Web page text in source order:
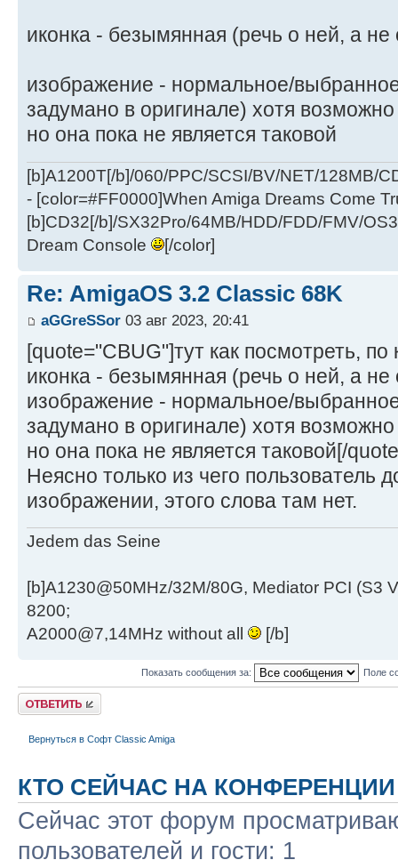
иконка - безымянная (речь о ней, а не
изображение - нормальное/
задумано в оригинале) хотя возможно
но она пока не является таковой
[b]A1200T[/b]/060/PPC/SCSI/BV/NET/128MB/
- [color=#FF0000]When Amiga Dreams Come
[b]CD32[/b]/SX32Pro/64MB/HDD/FDD/FMV/
Dream Console
[/color]
Re: AmigaOS 3.2 Classic 68K
aGGreSSor 03 авг 2023, 20:41
[quote="CBUG"]тут как посмотреть, по
иконка - безымянная (речь о ней, а не
изображение - нормальное/
задумано в оригинале) хотя возможно
но она пока не является таковой[/
Неясно только из чего пользователь
изображении, этого слова там нет.
Jedem das Seine
[b]A1230@50MHz/32M/80G, Mediator PCI (S3
8200;
A2000@7,14MHz without all
[/b]
Показать сообщения за: Поле
Ответить
Вернуться в Софт Classic Amiga
КТО СЕЙЧАС НА КОНФЕРЕНЦИИ
Сейчас этот форум
пользователей и гости: 1